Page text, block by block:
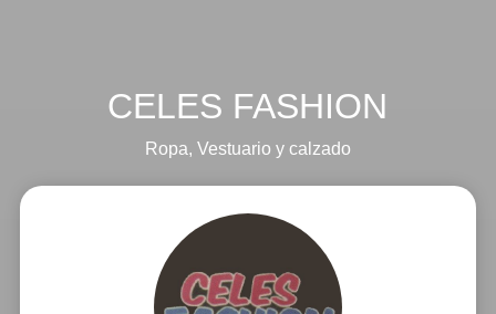
CELES FASHION
Ropa, Vestuario y calzado